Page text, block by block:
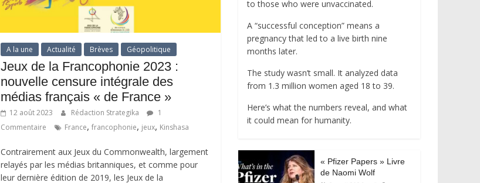
A la une Actualité Brèves Géopolitique
Jeux de la Francophonie 2023 :
nouvelle censure intégrale des
médias français « de France »
12 août 2023 Rédaction Strategika
1
Commentaire
France,francophonie, jeux, Kinshasa
Contrairement aux Jeux du Commonwealth, largement
relayés par les médias britanniques, et comme pour
leur dernière édition de 2019, les Jeux de la
to those who were unvaccinated.
A “successful conception” means a
pregnancy that led to a live birth nine
months later.
The study wasn’t small. It analyzed data
from 1.3 million women aged 18 to 39.
Here’s what the numbers reveal, and what
it could mean for humanity.
« Pfizer Papers » Livre
de Naomi Wolf